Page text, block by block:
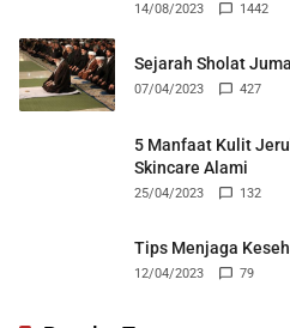
14/08/2023 1442
Sejarah Sholat
07/04/2023 427
5 Manfaat Kulit
Skincare Alami
25/04/2023 132
Tips Menjaga
12/04/2023 79